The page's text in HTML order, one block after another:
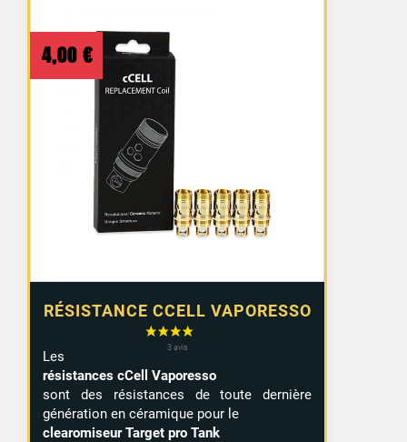
RÉSISTANCE CCELL VAPORESSO
4,00 €
Les
résistances cCell Vaporesso
sont des résistances de toute dernière
génération en céramique pour le
clearomiseur Target pro Tank